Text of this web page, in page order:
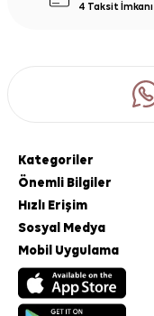
4 Taksit İmkanı
Kategoriler
Önemli Bilgiler
Hızlı Erişim
Sosyal Medya
Mobil Uygulama